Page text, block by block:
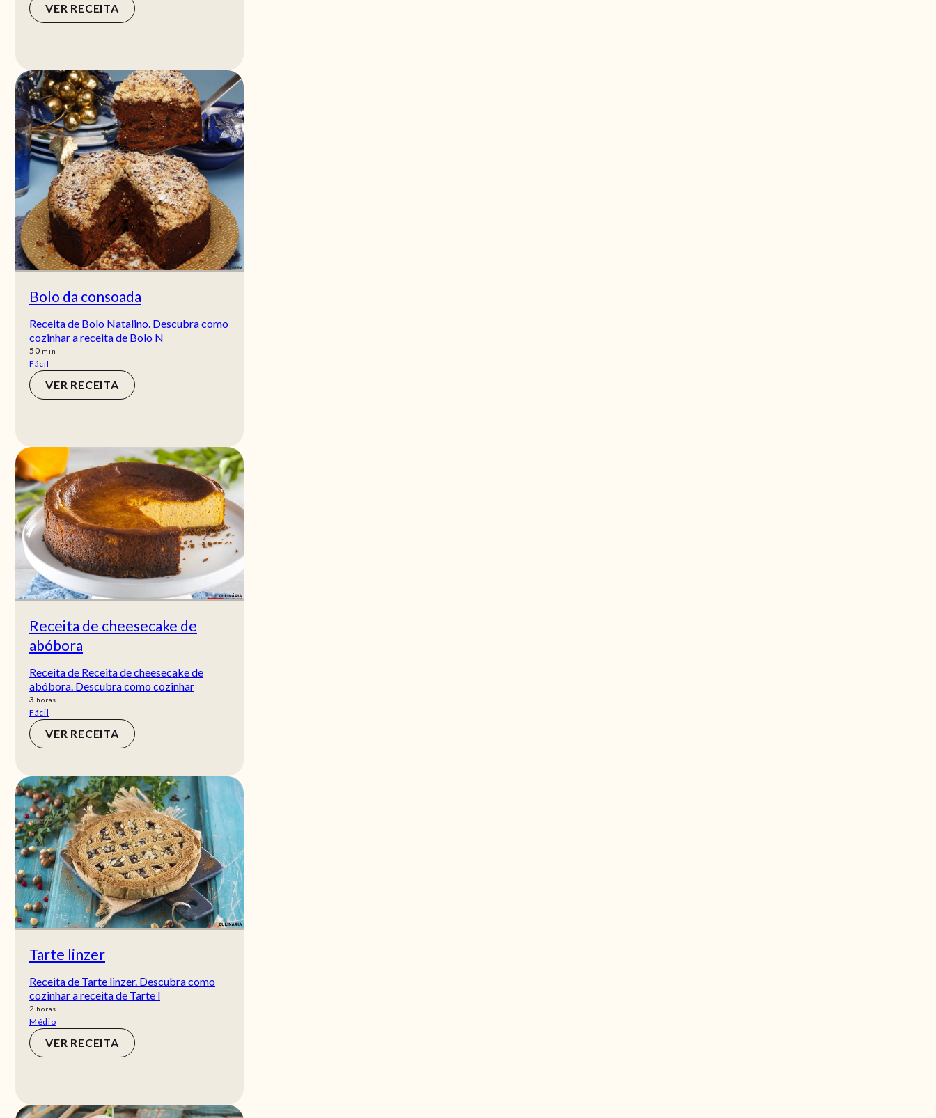
VER RECEITA
Bolo da consoada
Receita de Bolo Natalino. Descubra como
cozinhar a receita de Bolo N
50min
min
Fácil
VER RECEITA
Receita de cheesecake de
abóbora
Receita de Receita de cheesecake de
abóbora. Descubra como cozinhar
3 horas
horas
Fácil
VER RECEITA
Tarte linzer
Receita de Tarte linzer. Descubra como
cozinhar a receita de Tarte l
2 horas
horas
Médio
VER RECEITA